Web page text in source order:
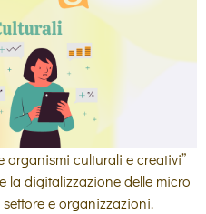
organismi culturali e creativi”
la digitalizzazione delle micro
e organizzazioni.